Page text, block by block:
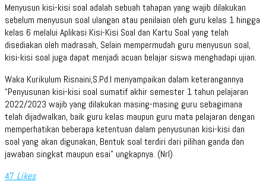
Menyusun kisi-kisi soal adalah sebuah tahapan yang wajib dilakukan
sebelum menyusun soal ulangan atau penilaian oleh guru kelas 1 hingga
kelas 6 melalui Aplikasi Kisi-Kisi Soal dan Kartu Soal yang telah
disediakan oleh madrasah, Selain mempermudah guru menyusun soal,
kisi-kisi soal juga dapat menjadi acuan belajar siswa menghadapi ujian.
Waka Kurikulum Risnaini,S.Pd.I menyampaikan dalam keterangannya
“Penyusunan kisi-kisi soal sumatif akhir semester 1 tahun pelajaran
2022/2023 wajib yang dilakukan masing-masing guru sebagimana
telah dijadwalkan, baik guru kelas maupun guru mata pelajaran dengan
memperhatikan beberapa ketentuan dalam penyusunan kisi-kisi dan
soal yang akan digunakan, Bentuk soal terdiri dari pilihan ganda dan
jawaban singkat maupun esai” ungkapnya. (Nrl)
47 Likes